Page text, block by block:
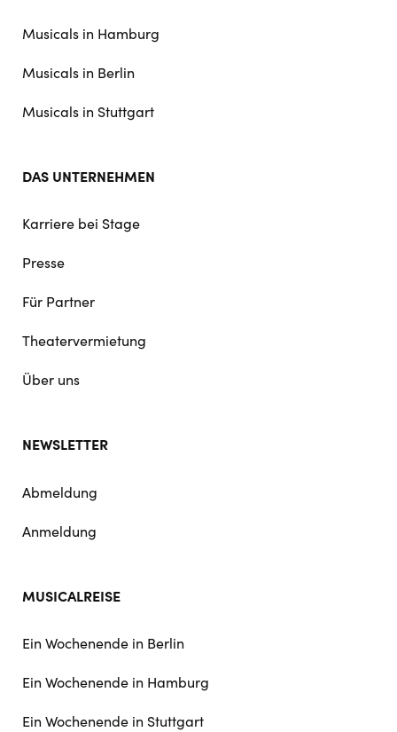
Musicals in Hamburg
Musicals in Berlin
Musicals in Stuttgart
DAS UNTERNEHMEN
Karriere bei Stage
Presse
Für Partner
Theatervermietung
Über uns
NEWSLETTER
Abmeldung
Anmeldung
MUSICALREISE
Ein Wochenende in Berlin
Ein Wochenende in Hamburg
Ein Wochenende in Stuttgart